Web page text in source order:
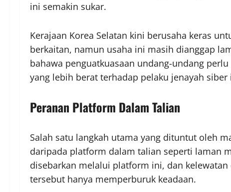
ini semakin sukar.
Kerajaan Korea Selatan kini berusaha keras
berkaitan, namun usaha ini masih dianggap
bahawa penguatkuasaan undang-undang
yang lebih berat terhadap pelaku jenayah siber
Peranan Platform Dalam Talian
Salah satu langkah utama yang dituntut oleh
daripada platform dalam talian seperti laman
disebarkan melalui platform ini, dan
tersebut hanya memperburuk keadaan.